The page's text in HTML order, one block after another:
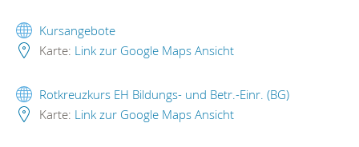
Kursangebote
Karte: Link zur Google Maps Ansicht
Rotkreuzkurs EH Bildungs- und Betr.-Einr. (BG)
Karte: Link zur Google Maps Ansicht